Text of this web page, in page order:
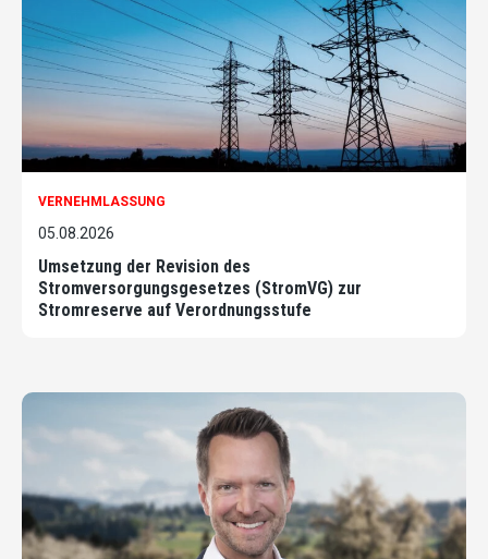
VERNEHMLASSUNG
05.08.2026
Umsetzung der Revision des
Stromversorgungsgesetzes (StromVG) zur
Stromreserve auf Verordnungsstufe